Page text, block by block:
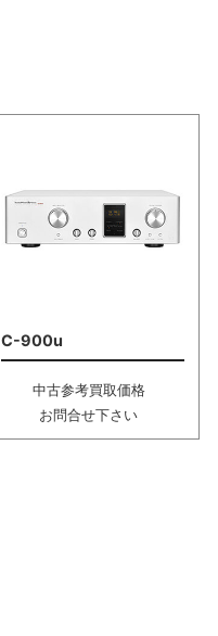
C-900u
中古参考買取価格
お問合せ下さい